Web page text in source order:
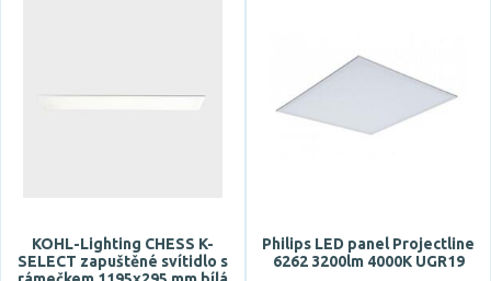
KOHL-Lighting CHESS K-
SELECT zapuštěné svítidlo s
Philips LED panel Projectline
6262 3200lm 4000K UGR19